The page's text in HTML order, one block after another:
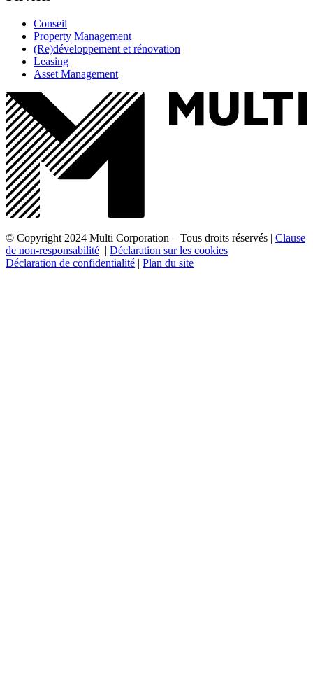
Conseil
Property Management
(Re)développement et rénovation
Leasing
Asset Management
© Copyright 2024 Multi Corporation – Tous droits réservés | Clause
de non-responsabilité | Déclaration sur les cookies
Déclaration de confidentialité | Plan du site